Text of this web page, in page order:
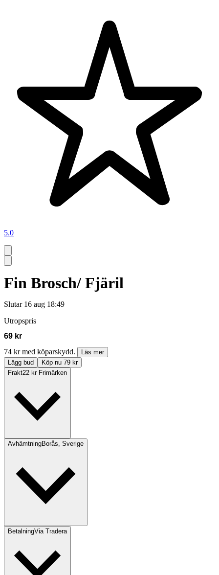
5.0
Fin Brosch/ Fjäril
Slutar 16 aug 18:49
Utropspris
69 kr
74 kr med köparskydd.
Läs mer
Lägg bud
Köp nu 79 kr
Frakt22 kr Frimärken
AvhämtningBorås, Sverige
BetalningVia Tradera